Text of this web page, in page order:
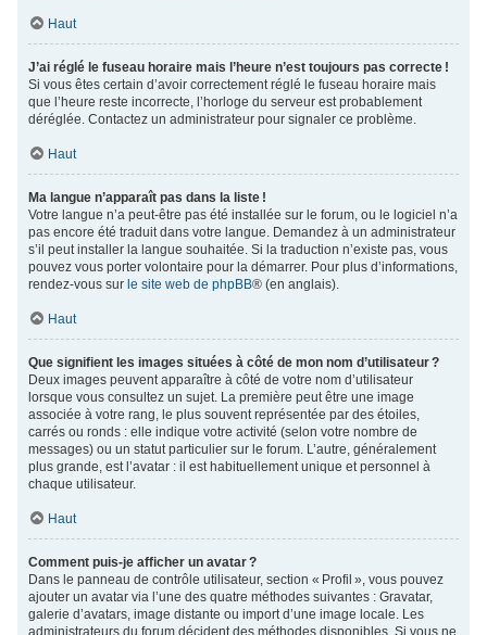
Haut
J’ai réglé le fuseau horaire mais l’heure n’est toujours pas correcte !
Si vous êtes certain d’avoir correctement réglé le fuseau horaire mais
que l’heure reste incorrecte, l’horloge du serveur est probablement
déréglée. Contactez un administrateur pour signaler ce problème.
Haut
Ma langue n’apparaît pas dans la liste !
Votre langue n’a peut-être pas été installée sur le forum, ou le logiciel n’a
pas encore été traduit dans votre langue. Demandez à un administrateur
s’il peut installer la langue souhaitée. Si la traduction n’existe pas, vous
pouvez vous porter volontaire pour la démarrer. Pour plus d’informations,
rendez-vous sur le site web de phpBB® (en anglais).
Haut
Que signifient les images situées à côté de mon nom d’utilisateur ?
Deux images peuvent apparaître à côté de votre nom d’utilisateur
lorsque vous consultez un sujet. La première peut être une image
associée à votre rang, le plus souvent représentée par des étoiles,
carrés ou ronds : elle indique votre activité (selon votre nombre de
messages) ou un statut particulier sur le forum. L’autre, généralement
plus grande, est l’avatar : il est habituellement unique et personnel à
chaque utilisateur.
Haut
Comment puis-je afficher un avatar ?
Dans le panneau de contrôle utilisateur, section « Profil », vous pouvez
ajouter un avatar via l’une des quatre méthodes suivantes : Gravatar,
galerie d’avatars, image distante ou import d’une image locale. Les
administrateurs du forum décident des méthodes disponibles. Si vous ne